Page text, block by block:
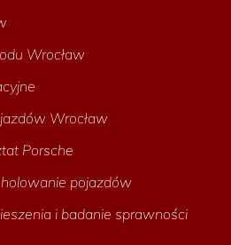
Wrocław
Wrocław
Porsche
pojazdów
i badanie sprawności